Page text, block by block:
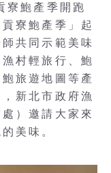
寮鮑產季開跑
寮鮑產季」起
共同示範美味
村輕旅行、鮑
旅遊地圖等產
新北市政府漁
）邀請大家來
美味。